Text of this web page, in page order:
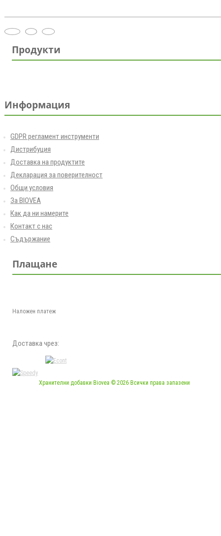
Продукти
Информация
GDPR регламент инструменти
Дистрибуция
Доставка на продуктите
Декларация за поверителност
Общи условия
За BIOVEA
Как да ни намерите
Контакт с нас
Съдържание
Плащане
Наложен платеж
Доставка чрез:
Хранителни добавки Biovea © 2026 Всички права запазени